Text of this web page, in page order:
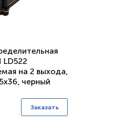
LD522
на 2 выхода,
черный
Заказать